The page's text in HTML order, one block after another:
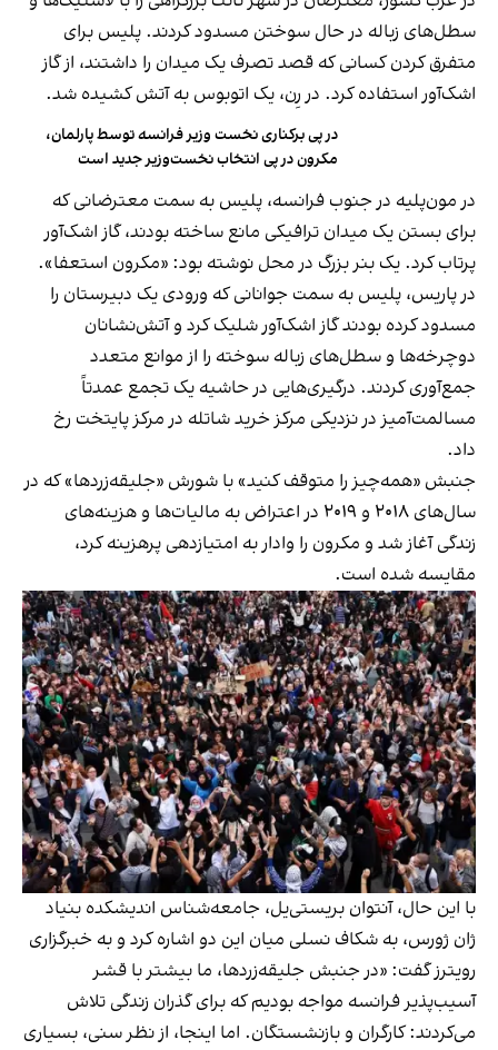
سطل‌های زباله در حال سوختن مسدود کردند. پلیس برای
متفرق کردن کسانی که قصد تصرف یک میدان را داشتند، از گاز
اشک‌آور استفاده کرد. در رِن، یک اتوبوس به آتش کشیده شد.
در پی‌ برکناری نخست وزیر فرانسه توسط پارلمان،
مکرون در پی انتخاب نخست‌وزیر جدید است
در مون‌پلیه در جنوب فرانسه، پلیس به سمت معترضانی که
برای بستن یک میدان ترافیکی مانع ساخته بودند، گاز اشک‌آور
پرتاب کرد. یک بنر بزرگ در محل نوشته بود: «مکرون استعفا».
در پاریس، پلیس به سمت جوانانی که ورودی یک دبیرستان را
مسدود کرده بودند گاز اشک‌آور شلیک کرد و آتش‌نشانان
دوچرخه‌ها و سطل‌های زباله سوخته را از موانع متعدد
جمع‌آوری کردند. درگیری‌هایی در حاشیه یک تجمع عمدتاً
مسالمت‌آمیز در نزدیکی مرکز خرید شاتله در مرکز پایتخت رخ
داد.
جنبش «همه‌چیز را متوقف کنید» با شورش «جلیقه‌زردها» که در
سال‌های ۲۰۱۸ و ۲۰۱۹ در اعتراض به مالیات‌ها و هزینه‌های
زندگی آغاز شد و مکرون را وادار به امتیازدهی پرهزینه کرد،
مقایسه شده است.
با این حال، آنتوان بریستی‌یل، جامعه‌شناس اندیشکده بنیاد
ژان ژورس، به شکاف نسلی میان این دو اشاره کرد و به خبرگزاری
رویترز گفت: «در جنبش جلیقه‌زردها، ما بیشتر با قشر
آسیب‌پذیر فرانسه مواجه بودیم که برای گذران زندگی تلاش
می‌کردند: کارگران و بازنشستگان. اما اینجا، از نظر سنی، بسیاری